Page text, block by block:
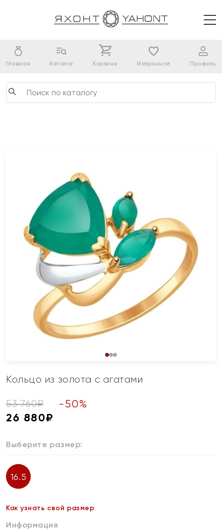
Главная Каталог Корзина Избранное Профиль
Кольцо из золота с агатами
53 760₽ -50%
26 880₽
Выберите размер:
16.5
Как узнать свой размер
Информация